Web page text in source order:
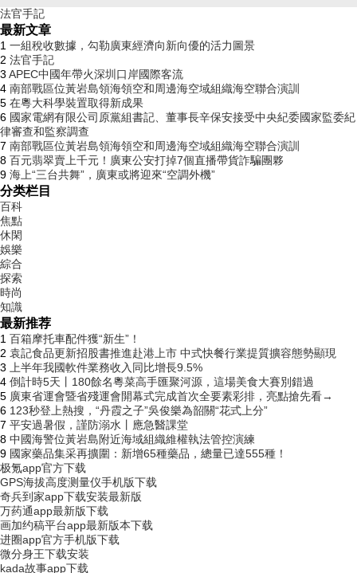
法官手記
最新文章
1 一組稅收數據，勾勒廣東經濟向新向優的活力圖景
2 法官手記
3 APEC中國年帶火深圳口岸國際客流
4 南部戰區位黃岩島領海領空和周邊海空域組織海空聯合演訓
5 在粵大科學裝置取得新成果
6 國家電網有限公司原黨組書記、董事長辛保安接受中央紀委國家監委紀
律審查和監察調查
7 南部戰區位黃岩島領海領空和周邊海空域組織海空聯合演訓
8 百元翡翠賣上千元！廣東公安打掉7個直播帶貨詐騙團夥
9 海上“三台共舞”，廣東或將迎來“空調外機”
分类栏目
百科
焦點
休閑
娛樂
綜合
探索
時尚
知識
最新推荐
1 百箱摩托車配件獲“新生”！
2 袁記食品更新招股書推進赴港上市 中式快餐行業提質擴容態勢顯現
3 上半年我國軟件業務收入同比增長9.5%
4 倒計時5天丨180餘名粵菜高手匯聚河源，這場美食大賽別錯過
5 廣東省運會暨省殘運會開幕式完成首次全要素彩排，亮點搶先看→
6 123秒登上熱搜，“丹霞之子”吳俊樂為韶關“花式上分”
7 平安過暑假，謹防溺水丨應急醫課堂
8 中國海警位黃岩島附近海域組織維權執法管控演練
9 國家藥品集采再擴圍：新增65種藥品，總量已達555種！
极氪app官方下载
GPS海拔高度测量仪手机版下载
奇兵到家app下载安装最新版
万药通app最新版下载
画加约稿平台app最新版本下载
进圈app官方手机版下载
微分身王下载安装
kada故事app下载